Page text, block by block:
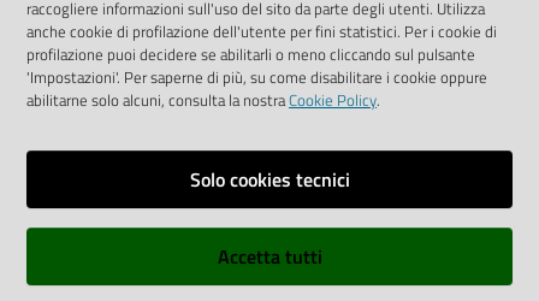
Informative e liberatorie privacy
Dichiarazione di accessibilità
raccogliere informazioni sull'uso del sito da parte degli utenti. Utilizza
anche cookie di profilazione dell'utente per fini statistici. Per i cookie di
profilazione puoi decidere se abilitarli o meno cliccando sul pulsante
'Impostazioni'. Per saperne di più, su come disabilitare i cookie oppure
abilitarne solo alcuni, consulta la nostraCookie Policy.
Solo cookies tecnici
Accetta tutti